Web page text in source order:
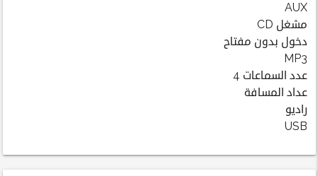
AUX
مشغل CD
دخول بدون مفتاح
MP3
عدد السماعات 4
عداد المسافة
راديو
USB